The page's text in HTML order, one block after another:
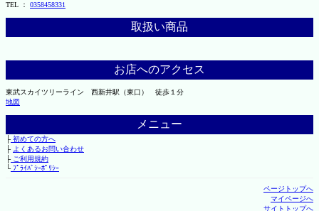
TEL ： 0358458331
取扱い商品
お店へのアクセス
東武スカイツリーライン 西新井駅（東口） 徒歩１分
地図
メニュー
├初めての方へ
├ よくあるお問い合わせ
├ご利用規約
└ﾌﾟﾗｲﾊﾞｼｰﾎﾟﾘｼｰ
ページトップへ
マイページへ
サイトトップへ